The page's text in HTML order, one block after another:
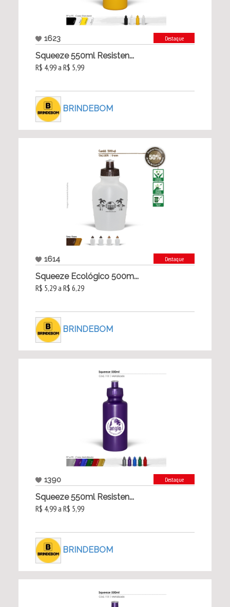
1623 Destaque
Squeeze 550ml Resisten...
R$ 4,99 a R$ 5,99
BRINDEBOM
1614 Destaque
Squeeze Ecológico 500m...
R$ 5,29 a R$ 6,29
BRINDEBOM
1390 Destaque
Squeeze 550ml Resisten...
R$ 4,99 a R$ 5,99
BRINDEBOM